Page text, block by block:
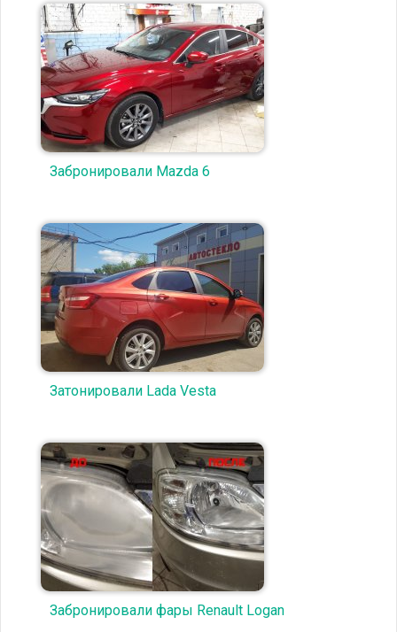
Забронировали Mazda 6
Затонировали Lada Vesta
Забронировали фары Renault Logan